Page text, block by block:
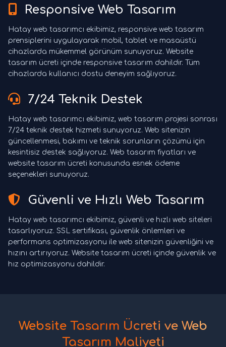
Responsive Web Tasarım
Hatay web tasarımcı ekibimiz, responsive web tasarım
prensiplerini uygulayarak mobil, tablet ve masaüstü
cihazlarda mükemmel görünüm sunuyoruz. Website
tasarım ücreti içinde responsive tasarım dahildir. Tüm
cihazlarda kullanıcı dostu deneyim sağlıyoruz.
7/24 Teknik Destek
Hatay web tasarımcı ekibimiz, web tasarım projesi sonrası
7/24 teknik destek hizmeti sunuyoruz. Web sitenizin
güncellenmesi, bakımı ve teknik sorunların çözümü için
kesintisiz destek sağlıyoruz. Web tasarım fiyatları ve
website tasarım ücreti konusunda esnek ödeme
seçenekleri sunuyoruz.
Güvenli ve Hızlı Web Tasarım
Hatay web tasarımcı ekibimiz, güvenli ve hızlı web siteleri
tasarlıyoruz. SSL sertifikası, güvenlik önlemleri ve
performans optimizasyonu ile web sitenizin güvenliğini ve
hızını artırıyoruz. Website tasarım ücreti içinde güvenlik ve
hız optimizasyonu dahildir.
Website Tasarım Ücreti ve Web
Tasarım Maliyeti